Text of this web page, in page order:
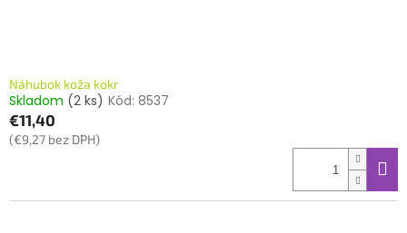
Náhubok koža kokr
Skladom (2 ks) Kód: 8537
€11,40
(€9,27 bez DPH)